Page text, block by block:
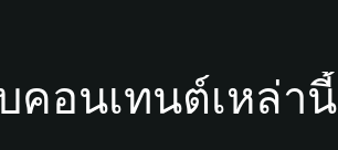
อนเทนต์เหล่านี้